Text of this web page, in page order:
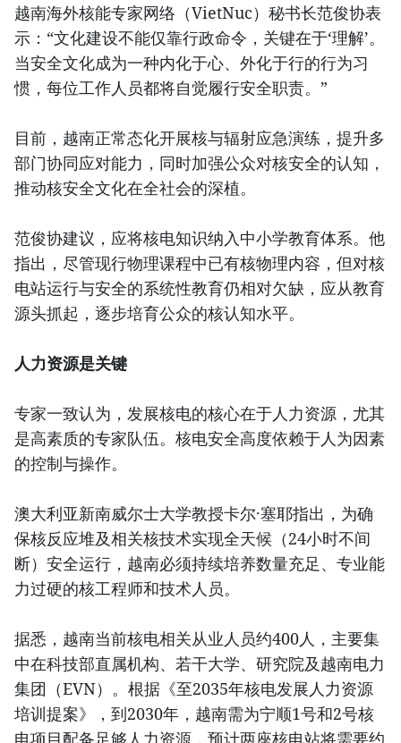
越南海外核能专家网络（VietNuc）秘书长范俊协表
示：“文化建设不能仅靠行政命令，关键在于‘理解’。
当安全文化成为一种内化于心、外化于行的行为习
惯，每位工作人员都将自觉履行安全职责。”
目前，越南正常态化开展核与辐射应急演练，提升多
部门协同应对能力，同时加强公众对核安全的认知，
推动核安全文化在全社会的深植。
范俊协建议，应将核电知识纳入中小学教育体系。他
指出，尽管现行物理课程中已有核物理内容，但对核
电站运行与安全的系统性教育仍相对欠缺，应从教育
源头抓起，逐步培育公众的核认知水平。
人力资源是关键
专家一致认为，发展核电的核心在于人力资源，尤其
是高素质的专家队伍。核电安全高度依赖于人为因素
的控制与操作。
澳大利亚新南威尔士大学教授卡尔·塞耶指出，为确
保核反应堆及相关核技术实现全天候（24小时不间
断）安全运行，越南必须持续培养数量充足、专业能
力过硬的核工程师和技术人员。
据悉，越南当前核电相关从业人员约400人，主要集
中在科技部直属机构、若干大学、研究院及越南电力
集团（EVN）。根据《至2035年核电发展人力资源
培训提案》，到2030年，越南需为宁顺1号和2号核
电项目配备足够人力资源，预计两座核电站将需要约